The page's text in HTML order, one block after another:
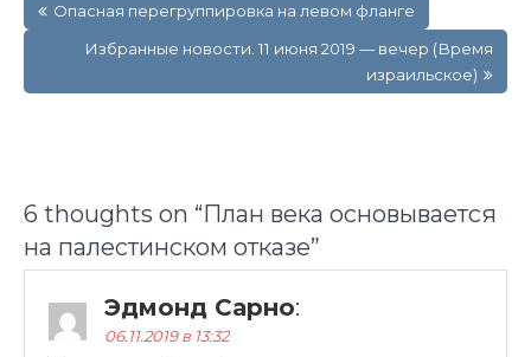
по
записям
Опасная перегруппировка на левом фланге
Избранные новости. 11 июня 2019 — вечер (Время
израильское)
6 thoughts on “План века основывается
на палестинском отказе”
Эдмонд Сарно:
06.11.2019 в 13:32